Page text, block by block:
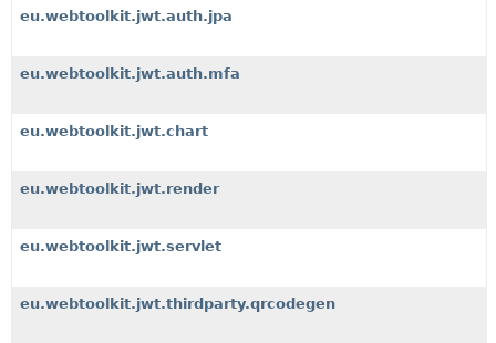
eu.webtoolkit.jwt.auth.jpa
eu.webtoolkit.jwt.auth.mfa
eu.webtoolkit.jwt.chart
eu.webtoolkit.jwt.render
eu.webtoolkit.jwt.servlet
eu.webtoolkit.jwt.thirdparty.qrcodegen